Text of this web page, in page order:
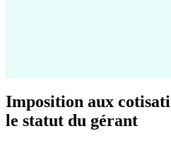
Imposition aux
le statut du gérant